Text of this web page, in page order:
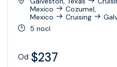
Mexico
Cozumel,
Mexico
Cruising
5 nocí
Od $237